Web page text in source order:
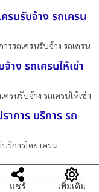
รนรับจ้าง รถเครน
รรถเครนรับจ้าง รถเครน
าง รถเครนให้เช่า
รนรับจ้าง รถเครนให้เช่า
าการ บริการ รถ
ริการโดย เครน
รับจ้าง รถเครนให้
แชร์ เพิ่มเติม